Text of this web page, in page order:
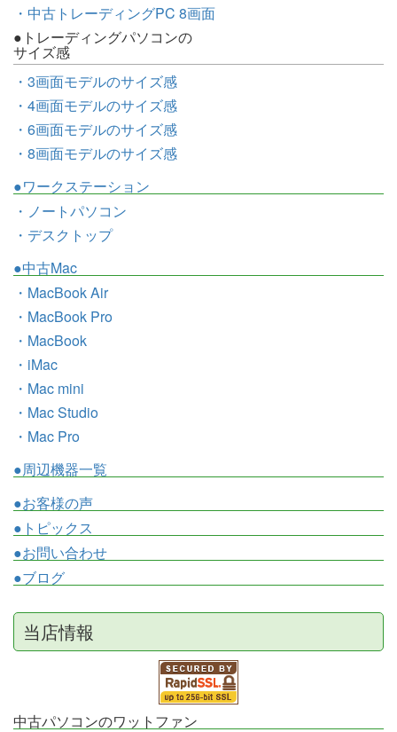
・中古トレーディングPC 8画面
●トレーディングパソコンの
サイズ感
・3画面モデルのサイズ感
・4画面モデルのサイズ感
・6画面モデルのサイズ感
・8画面モデルのサイズ感
●ワークステーション
・ノートパソコン
・デスクトップ
●中古Mac
・MacBook Air
・MacBook Pro
・MacBook
・iMac
・Mac mini
・Mac Studio
・Mac Pro
●周辺機器一覧
●お客様の声
●トピックス
●お問い合わせ
●ブログ
当店情報
中古パソコンのワットファン